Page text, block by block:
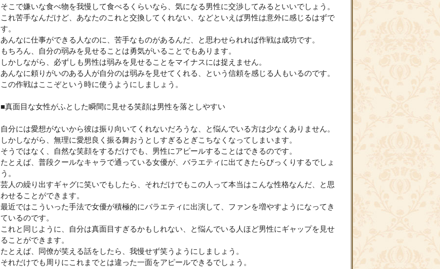
そこで嫌いな食べ物を我慢して食べるくらいなら、気になる男性に交渉してみるといいでしょう。
これ苦手なんだけど、あなたのこれと交換してくれない、などといえば男性は意外に感じるはずで
す。
あんなに仕事ができる人なのに、苦手なものがあるんだ、と思わせられれば作戦は成功です。
もちろん、自分の弱みを見せることは勇気がいることでもあります。
しかしながら、必ずしも男性は弱みを見せることをマイナスには捉えません。
あんなに頼りがいのある人が自分のは弱みを見せてくれる、という信頼を感じる人もいるのです。
この作戦はここぞという時に使うようにしましょう。
■真面目な女性がふとした瞬間に見せる笑顔は男性を落としやすい
自分には愛想がないから彼は振り向いてくれないだろうな、と悩んでいる方は少なくありません。
しかしながら、無理に愛想良く振る舞おうとしすぎるとぎこちなくなってしまいます。
そうではなく、自然な笑顔をするだけでも、男性にアピールすることはできるのです。
たとえば、普段クールなキャラで通っている女優が、バラエティに出てきたらびっくりするでしょ
う。
芸人の繰り出すギャグに笑いでもしたら、それだけでもこの人って本当はこんな性格なんだ、と思
わせることができます。
最近ではこういった手法で女優が積極的にバラエティに出演して、ファンを増やすようになってき
ているのです。
これと同じように、自分は真面目すぎるかもしれない、と悩んでいる人ほど男性にギャップを見せ
ることができます。
たとえば、同僚が笑える話をしたら、我慢せず笑うようにしましょう。
それだけでも周りにこれまでとは違った一面をアピールできるでしょう。